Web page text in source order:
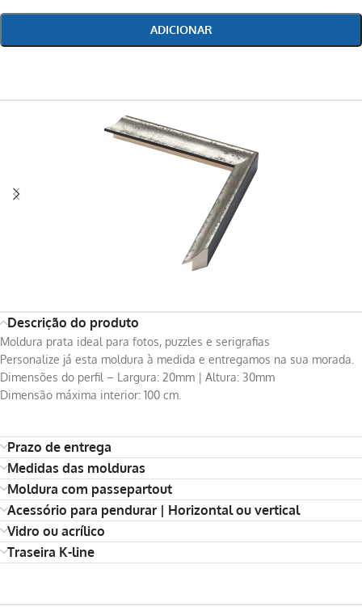
ADICIONAR
Descrição do produto
Moldura prata ideal para fotos, puzzles e serigrafias
Personalize já esta moldura à medida e entregamos na sua morada.
Dimensões do perfil – Largura: 20mm | Altura: 30mm
Dimensão máxima interior: 100 cm.
Prazo de entrega
Medidas das molduras
Moldura com passepartout
Acessório para pendurar | Horizontal ou vertical
Vidro ou acrílico
Traseira K-line